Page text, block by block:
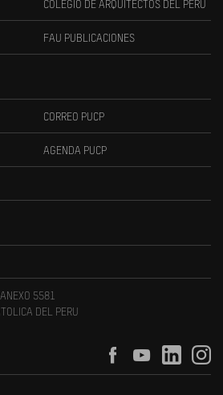
COLEGIO DE ARQUITECTOS DEL PERÚ
FAU PUBLICACIONES
CORREO PUCP
AGENDA PUCP
5581
DEL PERU